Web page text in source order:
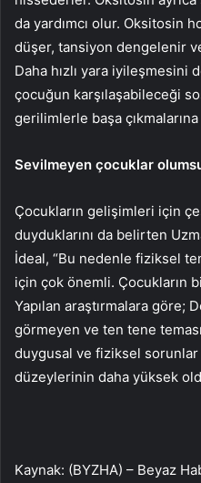
da yardımcı olur. Oksitosin
düşer, tansiyon dengelenir
Daha hızlı yara iyileşmesini
çocuğun karşılaşabileceği
gerilimlerle başa çıkmalarına
Sevilmeyen çocuklar
Çocukların gelişimleri için
duyduklarını da belirten
İdeal, “Bu nedenle fiziksel
için çok önemli. Çocukların
Yapılan araştırmalara göre;
görmeyen ve ten tene
duygusal ve fiziksel
düzeylerinin daha yüksek
Kaynak: (BYZHA) – Beyaz